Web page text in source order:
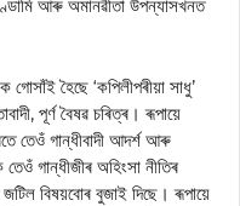
আৰু অমানৱীতা উপন্যাসখনত
গোসাঁই হৈছে ‘কপিলীপৰীয়া সাধু’
পূর্ণ বৈষৱ চৰিত্ৰ। ৰূপায়ে
তেওঁ গান্ধীবাদী আদর্শ আৰু
গান্ধীজীৰ অহিংসা নীতিৰ
জটিল বিষয়বোৰ বুজাই দিছে। ৰূপায়ে